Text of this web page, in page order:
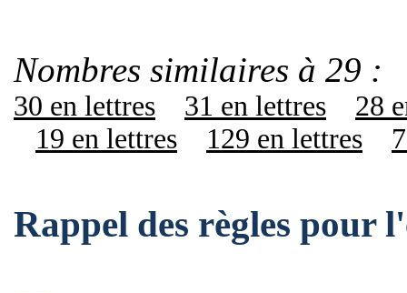
Nombres similaires à 29 :
30 en lettres 31 en lettres
28
19 en lettres
129 en lettres
Rappel des règles pour